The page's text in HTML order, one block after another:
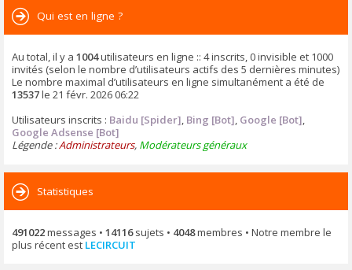
Qui est en ligne ?
Au total, il y a 1004utilisateurs en ligne :: 4 inscrits, 0 invisible et 1000
invités (selon le nombre d’utilisateurs actifs des 5 dernières minutes)
Le nombre maximal d’utilisateurs en ligne simultanément a été de
13537le 21 févr. 2026 06:22
Utilisateurs inscrits : Baidu [Spider], Bing [Bot], Google [Bot],
Google Adsense [Bot]
Légende :Administrateurs, Modérateurs généraux
Statistiques
491022messages • 14116sujets • 4048membres • Notre membre le
plus récent est LECIRCUIT